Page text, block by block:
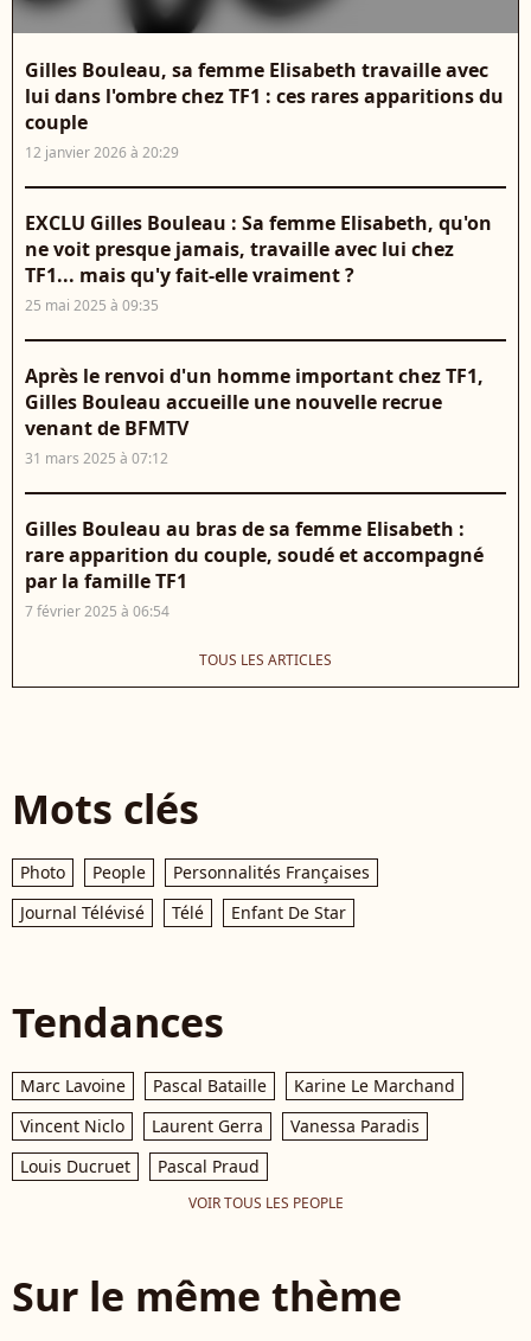
Gilles Bouleau, sa femme Elisabeth travaille avec
lui dans l'ombre chez TF1 : ces rares apparitions du
couple
12 janvier 2026 à 20:29
EXCLU Gilles Bouleau : Sa femme Elisabeth, qu'on
ne voit presque jamais, travaille avec lui chez
TF1... mais qu'y fait-elle vraiment ?
25 mai 2025 à 09:35
Après le renvoi d'un homme important chez TF1,
Gilles Bouleau accueille une nouvelle recrue
venant de BFMTV
31 mars 2025 à 07:12
Gilles Bouleau au bras de sa femme Elisabeth :
rare apparition du couple, soudé et accompagné
par la famille TF1
7 février 2025 à 06:54
TOUS LES ARTICLES
Mots clés
Photo People
Personnalités Françaises
Journal Télévisé
Télé Enfant De Star
Tendances
Marc Lavoine Pascal Bataille
Karine Le Marchand
Vincent Niclo
Laurent Gerra
Vanessa Paradis
Louis Ducruet
Pascal Praud
VOIR TOUS LES PEOPLE
Sur le même thème